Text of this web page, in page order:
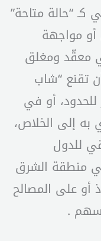
كـ “حالة متاحة”
مواجهة
معقّد ومغلق
تقنع “شاب
أو في
إلى الخلاص،
للدول
منطقة الشرق
أو على المصالح
.